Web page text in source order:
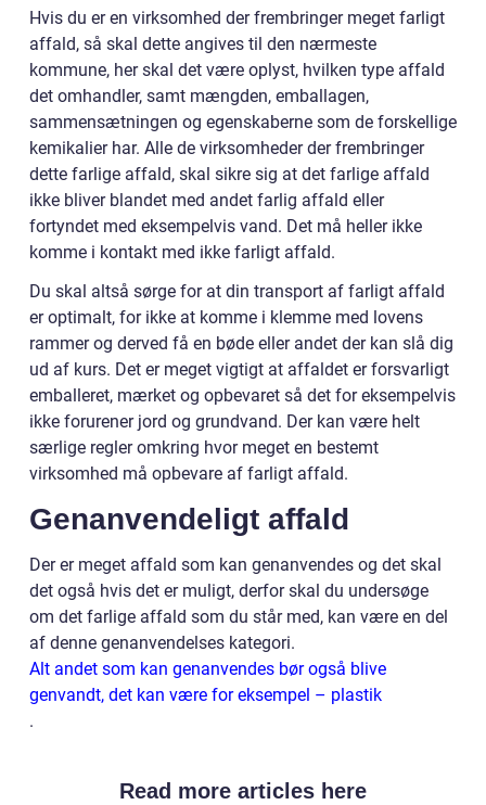
Hvis du er en virksomhed der frembringer meget farligt
affald, så skal dette angives til den nærmeste
kommune, her skal det være oplyst, hvilken type affald
det omhandler, samt mængden, emballagen,
sammensætningen og egenskaberne som de forskellige
kemikalier har. Alle de virksomheder der frembringer
dette farlige affald, skal sikre sig at det farlige affald
ikke bliver blandet med andet farlig affald eller
fortyndet med eksempelvis vand. Det må heller ikke
komme i kontakt med ikke farligt affald.
Du skal altså sørge for at din transport af farligt affald
er optimalt, for ikke at komme i klemme med lovens
rammer og derved få en bøde eller andet der kan slå dig
ud af kurs. Det er meget vigtigt at affaldet er forsvarligt
emballeret, mærket og opbevaret så det for eksempelvis
ikke forurener jord og grundvand. Der kan være helt
særlige regler omkring hvor meget en bestemt
virksomhed må opbevare af farligt affald.
Genanvendeligt affald
Der er meget affald som kan genanvendes og det skal
det også hvis det er muligt, derfor skal du undersøge
om det farlige affald som du står med, kan være en del
af denne genanvendelses kategori.
Alt andet som kan genanvendes bør også blive
genvandt, det kan være for eksempel – plastik
.
Read more articles here